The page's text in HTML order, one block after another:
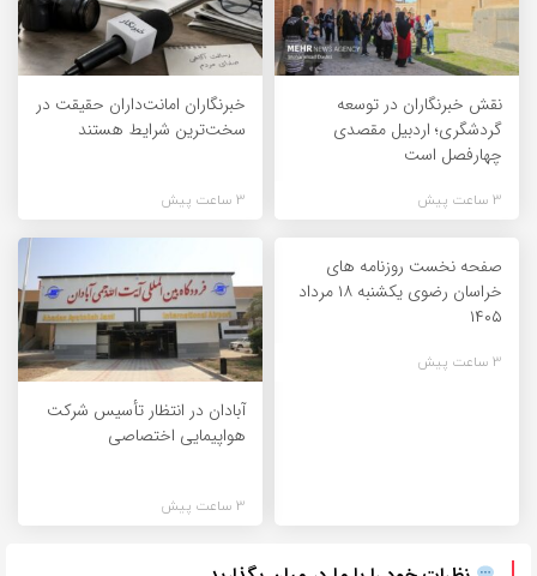
نقش خبرنگاران در توسعه
گردشگری؛ اردبیل مقصدی
چهارفصل است
3 ساعت پیش
خبرنگاران امانت‌داران حقیقت در
سخت‌ترین شرایط هستند
3 ساعت پیش
صفحه نخست روزنامه های
خراسان رضوی یکشنبه ۱۸ مرداد
۱۴۰۵
3 ساعت پیش
آبادان در انتظار تأسیس شرکت
هواپیمایی اختصاصی
3 ساعت پیش